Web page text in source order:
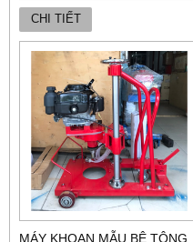
CHI TIẾT
MÁY KHOAN MẪU BÊ TÔNG